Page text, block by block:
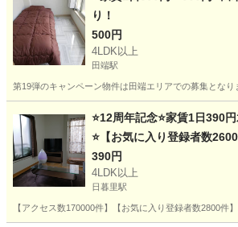
り！
500円
4LDK以上
田端駅
第19弾のキャンペーン物件は田端エリアでの募集とな
田端駅 シェアハウス 物件
⭐️12周年記念⭐️家賃1日390
⭐️【お気に入り登録者数
390円
4LDK以上
日暮里駅
【アクセス数170000件】【お気に入り登録者数2800